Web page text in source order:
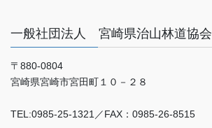
一般社団法人 宮崎県治山林道協会
〒880-0804
宮崎県宮崎市宮田町１０－２８
TEL:0985-25-1321／FAX：0985-26-8515